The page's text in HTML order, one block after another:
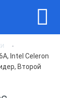
Intel Celeron
Второй